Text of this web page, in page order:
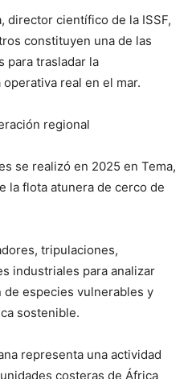
director científico de la ISSF,
constituyen una de las
para trasladar la
real en el mar.
regional
se realizó en 2025 en Tema,
la flota atunera de cerco de
tripulaciones,
industriales para analizar
especies vulnerables y
sostenible.
representa una actividad
costeras de África